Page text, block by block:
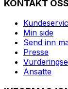
KONTAKT OSS
Min side
Send inn
Presse
Ansatte